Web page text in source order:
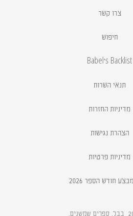
צרו קשר
חיפוש
Babel's Backlist
תנאי השרות
מדיניות החזרות
הצהרת נגישות
מדיניות פרטיות
חודש הספר 2026
.